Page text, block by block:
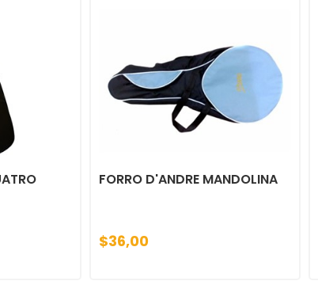
FORRO D'ANDRE MANDOLINA
$36,00